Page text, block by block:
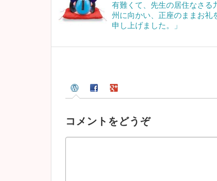
有難くて、先生の居住なさる
州に向かい、正座のままお礼
申し上げました。」
コメントをどうぞ